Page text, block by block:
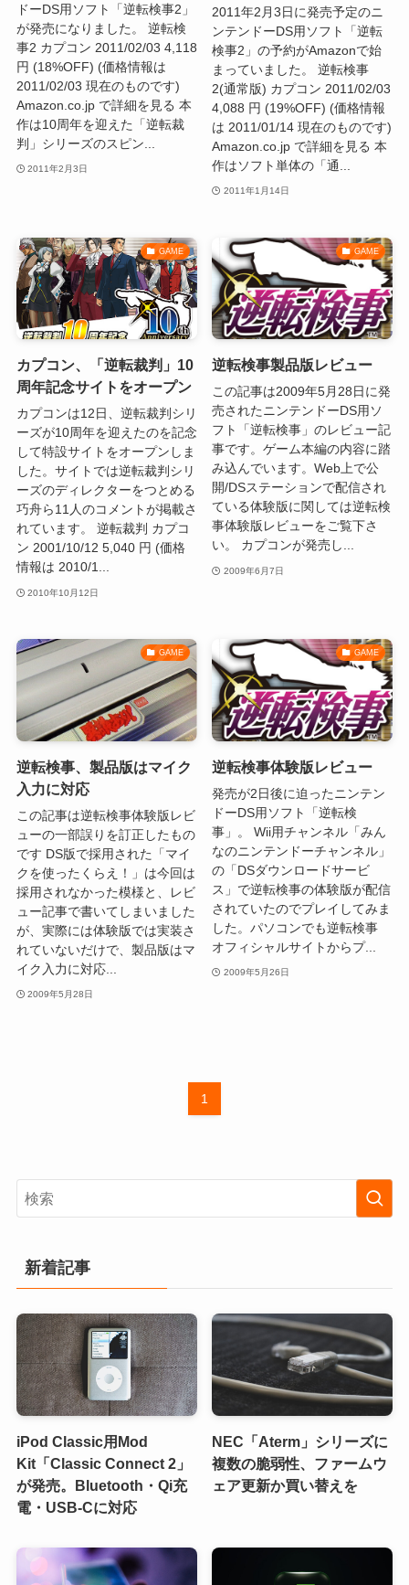
ドーDS用ソフト「逆転検事2」
が発売になりました。 逆転検
事2 カプコン 2011/02/03 4,118
円 (18%OFF) (価格情報は
2011/02/03 現在のものです)
Amazon.co.jp で詳細を見る 本
作は10周年を迎えた「逆転裁
判」シリーズのスピン...
2011年2月3日
2011年2月3日に発売予定のニ
ンテンドーDS用ソフト「逆転
検事2」の予約がAmazonで始
まっていました。 逆転検事
2(通常版) カプコン 2011/02/03
4,088 円 (19%OFF) (価格情報
は 2011/01/14 現在のものです)
Amazon.co.jp で詳細を見る 本
作はソフト単体の「通...
2011年1月14日
GAME
カプコン、「逆転裁判」10
周年記念サイトをオープン
カプコンは12日、逆転裁判シリ
ーズが10周年を迎えたのを記念
して特設サイトをオープンしま
した。サイトでは逆転裁判シリ
ーズのディレクターをつとめる
巧舟ら11人のコメントが掲載さ
れています。 逆転裁判 カプコ
ン 2001/10/12 5,040 円 (価格
情報は 2010/1...
2010年10月12日
GAME
逆転検事製品版レビュー
この記事は2009年5月28日に発
売されたニンテンドーDS用ソ
フト「逆転検事」のレビュー記
事です。ゲーム本編の内容に踏
み込んでいます。Web上で公
開/DSステーションで配信され
ている体験版に関しては逆転検
事体験版レビューをご覧下さ
い。 カプコンが発売し...
2009年6月7日
GAME
逆転検事、製品版はマイク
入力に対応
この記事は逆転検事体験版レビ
ューの一部誤りを訂正したもの
です DS版で採用された「マイ
クを使ったくらえ！」は今回は
採用されなかった模様と、レビ
ュー記事で書いてしまいました
が、実際には体験版では実装さ
れていないだけで、製品版はマ
イク入力に対応...
2009年5月28日
GAME
逆転検事体験版レビュー
発売が2日後に迫ったニンテン
ドーDS用ソフト「逆転検
事」。 Wii用チャンネル「みん
なのニンテンドーチャンネル」
の「DSダウンロードサービ
ス」で逆転検事の体験版が配信
されていたのでプレイしてみま
した。パソコンでも逆転検事
オフィシャルサイトからプ...
2009年5月26日
1
新着記事
iPod Classic用Mod
Kit「Classic Connect 2」
が発売。Bluetooth・Qi充
電・USB-Cに対応
NEC「Aterm」シリーズに
複数の脆弱性、ファームウ
ェア更新か買い替えを